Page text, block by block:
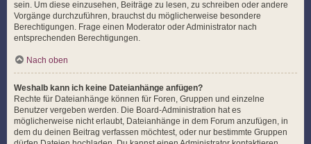
sein. Um diese einzusehen, Beiträge zu lesen, zu schreiben oder andere
Vorgänge durchzuführen, brauchst du möglicherweise besondere
Berechtigungen. Frage einen Moderator oder Administrator nach
entsprechenden Berechtigungen.
Nach oben
Weshalb kann ich keine Dateianhänge anfügen?
Rechte für Dateianhänge können für Foren, Gruppen und einzelne
Benutzer vergeben werden. Die Board-Administration hat es
möglicherweise nicht erlaubt, Dateianhänge in dem Forum anzufügen, in
dem du deinen Beitrag verfassen möchtest, oder nur bestimmte Gruppen